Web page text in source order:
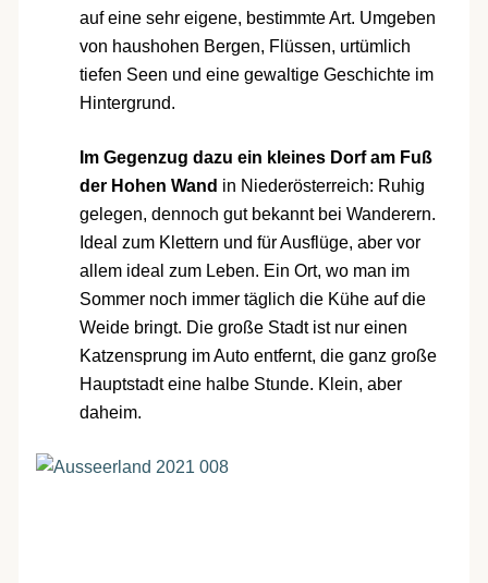
auf eine sehr eigene, bestimmte Art. Umgeben
von haushohen Bergen, Flüssen, urtümlich
tiefen Seen und eine gewaltige Geschichte im
Hintergrund.
Im Gegenzug dazu ein kleines Dorf am Fuß
der Hohen Wand in Niederösterreich: Ruhig
gelegen, dennoch gut bekannt bei Wanderern.
Ideal zum Klettern und für Ausflüge, aber vor
allem ideal zum Leben. Ein Ort, wo man im
Sommer noch immer täglich die Kühe auf die
Weide bringt. Die große Stadt ist nur einen
Katzensprung im Auto entfernt, die ganz große
Hauptstadt eine halbe Stunde. Klein, aber
daheim.